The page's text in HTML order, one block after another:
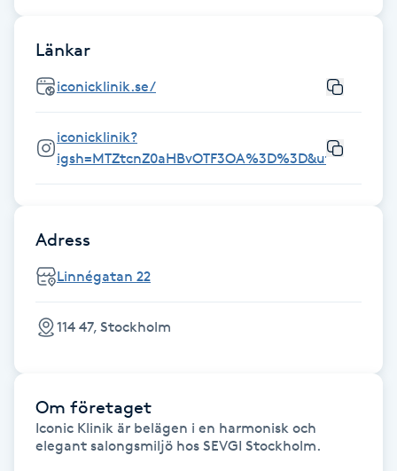
Hudföryngring
Huduppstramning
Hudvård
Hyaluronsyra
Hyperhidros
Hypnos
Hårbottenbehandling
Hårförlängning
Länkar
iconicklinik.se/
iconicklinik?
Adress
Linnégatan 22
114 47, Stockholm
Om företaget
Iconic Klinik är belägen i en harmonisk och
elegant salongsmiljö hos SEVGI Stockholm.